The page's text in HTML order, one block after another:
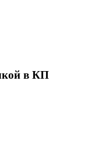
в КП